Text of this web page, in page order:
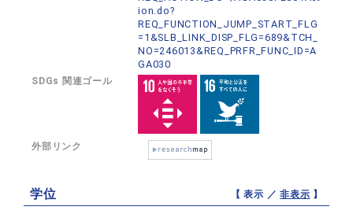
ion.do?
REQ_FUNCTION_JUMP_START_FLG
=1&SLB_LINK_DISP_FLG=689&TCH_
NO=246013&REQ_PRFR_FUNC_ID=A
GA030
SDGs 関連ゴール
外部リンク
学位 【 表示 ／非表示 】